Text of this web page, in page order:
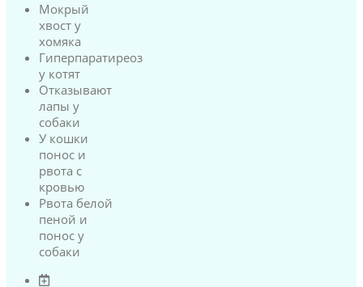
Мокрый
хвост у
хомяка
Гиперпаратиреоз
у котят
Отказывают
лапы у
собаки
У кошки
понос и
рвота с
кровью
Рвота белой
пеной и
понос у
собаки